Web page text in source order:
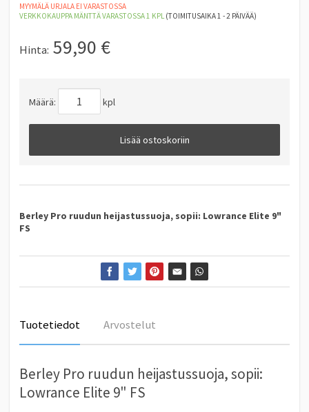
MYYMÄLÄ URJALA EI VARASTOSSA
VERKKOKAUPPA MÄNTTÄVARASTOSSA 1 KPL(TOIMITUSAIKA 1 - 2 PÄIVÄÄ)
Hinta: 59,90 €
Määrä: kpl
Lisää ostoskoriin
Berley Pro ruudun heijastussuoja, sopii: Lowrance Elite 9"
FS
Tuotetiedot Arvostelut
Berley Pro ruudun heijastussuoja, sopii:
Lowrance Elite 9" FS